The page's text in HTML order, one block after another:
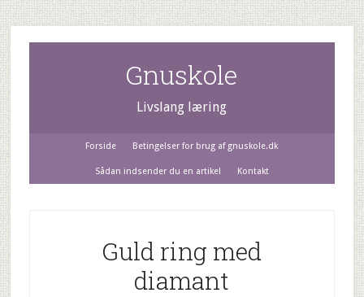
Gnuskole
Livslang læring
Forside Betingelser for brug af gnuskole.dk
Sådan indsender du en artikel Kontakt
Guld ring med
diamant